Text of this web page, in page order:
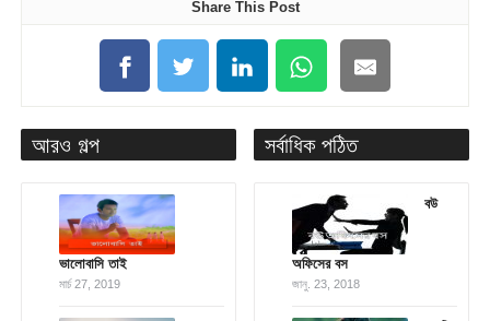
Share This Post
আরও গল্প
ভালোবাসি তাই
মার্চ 27, 2019
সর্বাধিক পঠিত
বউ
অফিসের বস
জানু. 23, 2018